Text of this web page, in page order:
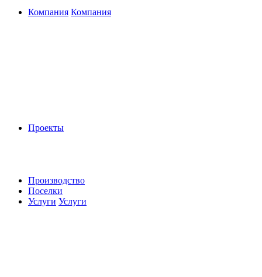
Компания Компания
Проекты
Производство
Поселки
Услуги Услуги